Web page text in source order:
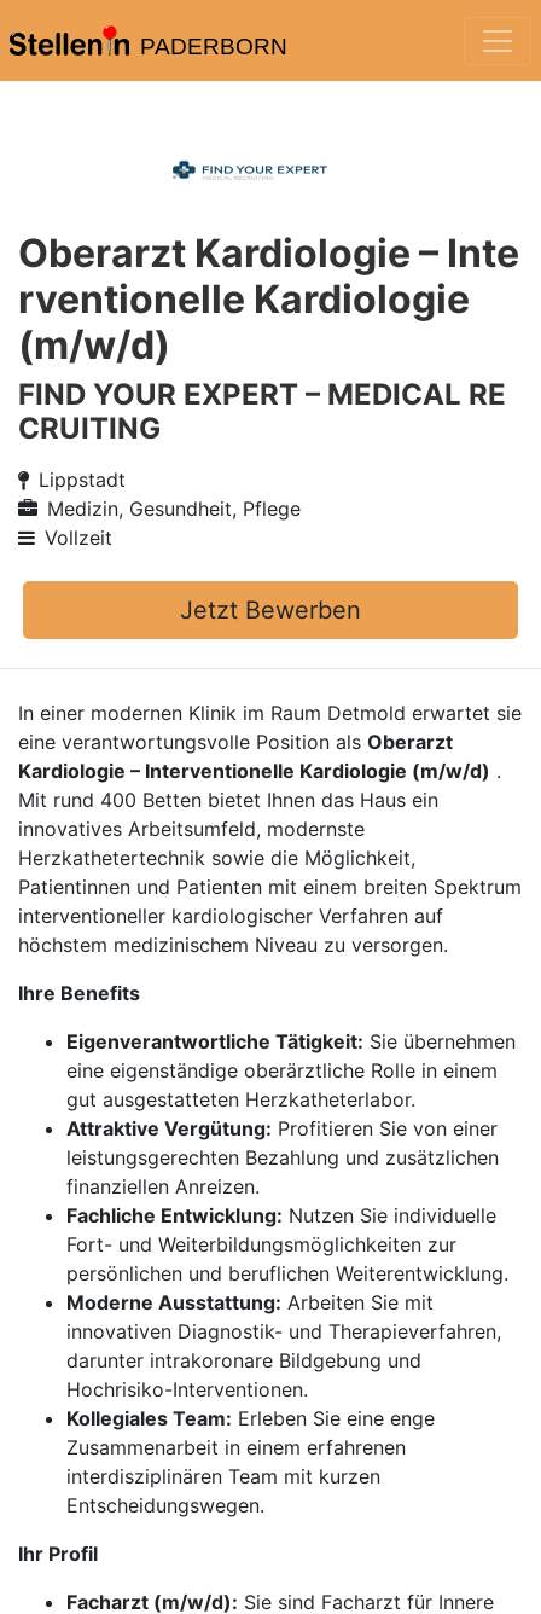
PADERBORN
Oberarzt Kardiologie – Inte
rventionelle Kardiologie
(m/w/d)
FIND YOUR EXPERT – MEDICAL RE
CRUITING
Lippstadt
Medizin, Gesundheit, Pflege
Vollzeit
Jetzt Bewerben
In einer modernen Klinik im Raum Detmold erwartet sie
eine verantwortungsvolle Position als Oberarzt
Kardiologie – Interventionelle Kardiologie (m/w/d) .
Mit rund 400 Betten bietet Ihnen das Haus ein
innovatives Arbeitsumfeld, modernste
Herzkathetertechnik sowie die Möglichkeit,
Patientinnen und Patienten mit einem breiten Spektrum
interventioneller kardiologischer Verfahren auf
höchstem medizinischem Niveau zu versorgen.
Ihre Benefits
Eigenverantwortliche Tätigkeit: Sie übernehmen
eine eigenständige oberärztliche Rolle in einem
gut ausgestatteten Herzkatheterlabor.
Attraktive Vergütung: Profitieren Sie von einer
leistungsgerechten Bezahlung und zusätzlichen
finanziellen Anreizen.
Fachliche Entwicklung: Nutzen Sie individuelle
Fort- und Weiterbildungsmöglichkeiten zur
persönlichen und beruflichen Weiterentwicklung.
Moderne Ausstattung: Arbeiten Sie mit
innovativen Diagnostik- und Therapieverfahren,
darunter intrakoronare Bildgebung und
Hochrisiko-Interventionen.
Kollegiales Team: Erleben Sie eine enge
Zusammenarbeit in einem erfahrenen
interdisziplinären Team mit kurzen
Entscheidungswegen.
Ihr Profil
Facharzt (m/w/d): Sie sind Facharzt für Innere